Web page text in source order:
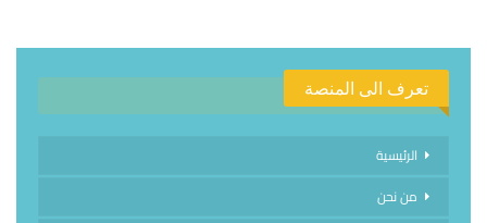
تعرف الى المنصة
الرئيسية
من نحن